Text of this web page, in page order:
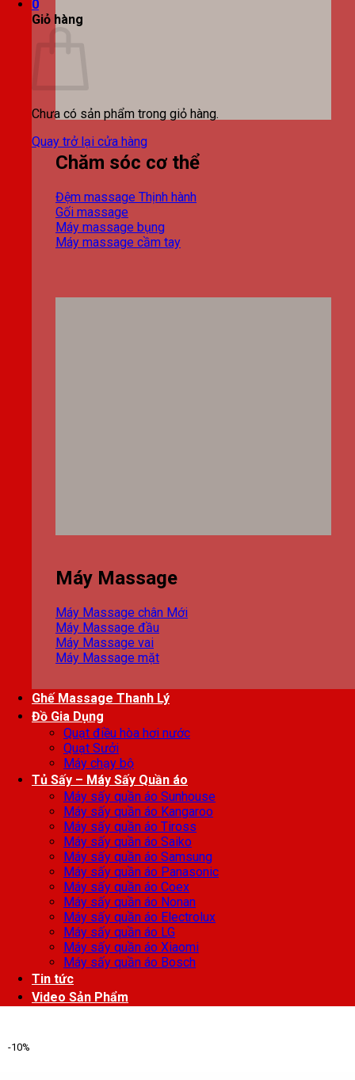
0
Giỏ hàng
Chưa có sản phẩm trong giỏ hàng.
Quay trở lại cửa hàng
Chăm sóc cơ thể
Đệm massage
Gối massage
Máy massage bụng
Máy massage cầm tay
Máy Massage
Máy Massage chân
Máy Massage đầu
Máy Massage vai
Máy Massage mặt
Ghế Massage Thanh Lý
Đồ Gia Dụng
Quạt điều hòa hơi nước
Quạt Sưởi
Máy chạy bộ
Tủ Sấy – Máy Sấy Quần áo
Máy sấy quần áo Sunhouse
Máy sấy quần áo Kangaroo
Máy sấy quần áo Tiross
Máy sấy quần áo Saiko
Máy sấy quần áo Samsung
Máy sấy quần áo Panasonic
Máy sấy quần áo Coex
Máy sấy quần áo Nonan
Máy sấy quần áo Electrolux
Máy sấy quần áo LG
Máy sấy quần áo Xiaomi
Máy sấy quần áo Bosch
Tin tức
Video Sản Phẩm
-10%